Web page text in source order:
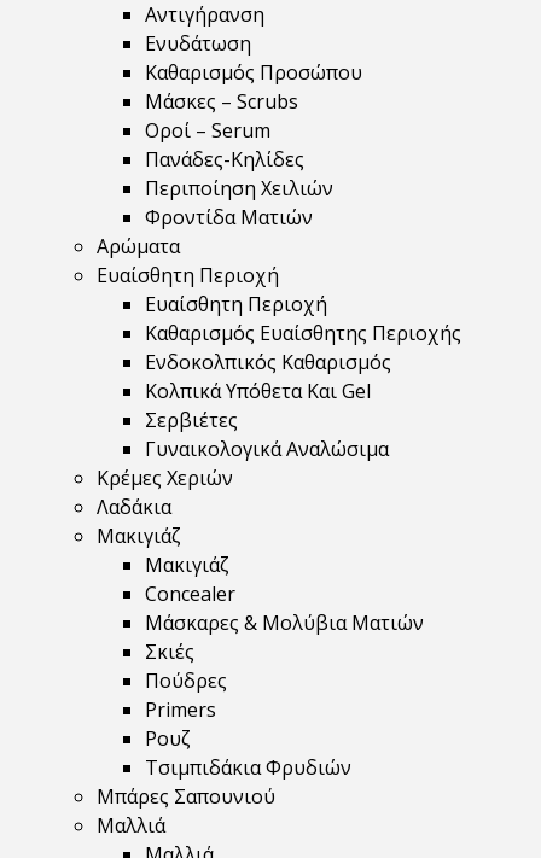
Αντιγήρανση
Ενυδάτωση
Καθαρισμός Προσώπου
Μάσκες – Scrubs
Οροί – Serum
Πανάδες-Κηλίδες
Περιποίηση Χειλιών
Φροντίδα Ματιών
Αρώματα
Ευαίσθητη Περιοχή
Ευαίσθητη Περιοχή
Καθαρισμός Ευαίσθητης Περιοχής
Ενδοκολπικός Καθαρισμός
Κολπικά Υπόθετα Και Gel
Σερβιέτες
Γυναικολογικά Αναλώσιμα
Κρέμες Χεριών
Λαδάκια
Μακιγιάζ
Μακιγιάζ
Concealer
Μάσκαρες & Μολύβια Ματιών
Σκιές
Πούδρες
Primers
Ρουζ
Τσιμπιδάκια Φρυδιών
Μπάρες Σαπουνιού
Μαλλιά